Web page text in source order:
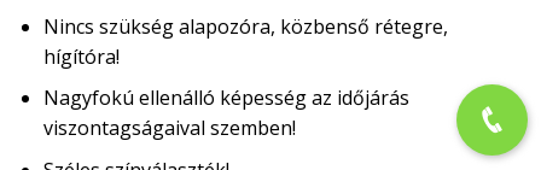
Nincs szükség alapozóra, közbenső rétegre,
hígítóra!
Nagyfokú ellenálló képesség az időjárás
viszontagságaival szemben!